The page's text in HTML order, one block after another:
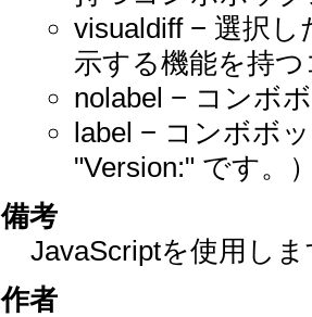
visualdiff − 選択
示する機能を持
nolabel − コンボ
label − コンボボ
"Version:" です。
備考
JavaScriptを使用し
作者